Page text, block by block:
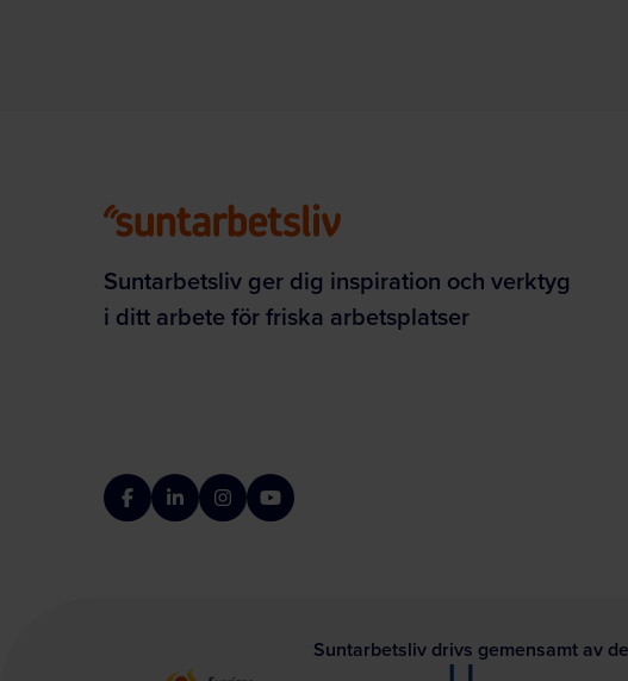
Suntarbetsliv ger dig inspiration och verktyg
i ditt arbete för friska arbetsplatser
FacebookLinkedInInstagramYouTube
Suntarbetsliv drivs gemensamt av